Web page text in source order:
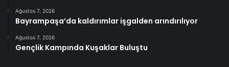
Ağustos 7, 2026
Bayrampaşa’da kaldırımlar işgalden arındırılıyor
Ağustos 7, 2026
Gençlik Kampında Kuşaklar Buluştu